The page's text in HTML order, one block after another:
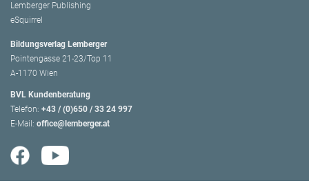
Lemberger Publishing
eSquirrel
Bildungsverlag Lemberger
Pointengasse 21-23/Top 11
A-1170 Wien
BVL Kundenberatung
Telefon: +43 / (0)650 / 33 24 997
E-Mail: office@lemberger.at